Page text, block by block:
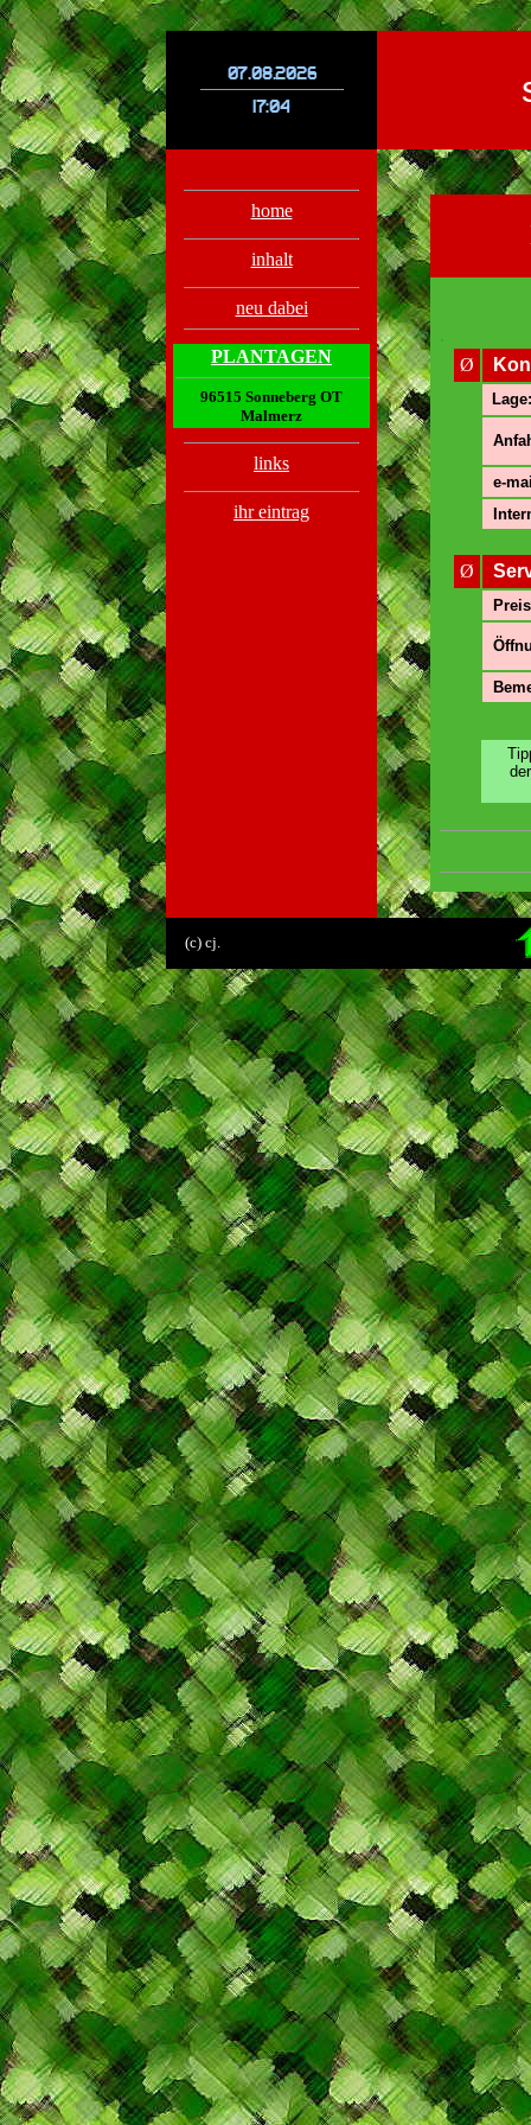
.
home
inhalt
neu dabei
PLANTAGEN
96515 Sonneberg OT
Malmerz
links
ihr eintrag
.
Ø
Lage:
e-
Ø
.
(c) cj.